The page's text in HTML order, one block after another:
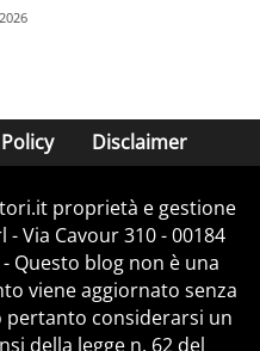
Disclaimer
proprietà e gestione
Via Cavour 310 - 00184
- Questo blog non è una
viene aggiornato senza
considerarsi un
della legge n. 62 del